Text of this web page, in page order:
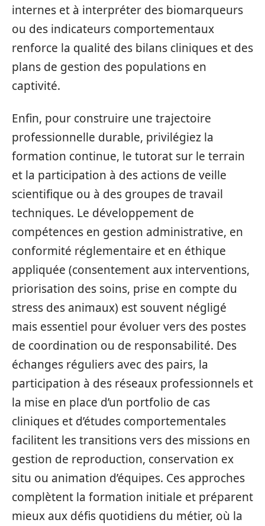
internes et à interpréter des biomarqueurs
ou des indicateurs comportementaux
renforce la qualité des bilans cliniques et des
plans de gestion des populations en
captivité.
Enfin, pour construire une trajectoire
professionnelle durable, privilégiez la
formation continue, le tutorat sur le terrain
et la participation à des actions de veille
scientifique ou à des groupes de travail
techniques. Le développement de
compétences en gestion administrative, en
conformité réglementaire et en éthique
appliquée (consentement aux interventions,
priorisation des soins, prise en compte du
stress des animaux) est souvent négligé
mais essentiel pour évoluer vers des postes
de coordination ou de responsabilité. Des
échanges réguliers avec des pairs, la
participation à des réseaux professionnels et
la mise en place d’un portfolio de cas
cliniques et d’études comportementales
facilitent les transitions vers des missions en
gestion de reproduction, conservation ex
situ ou animation d’équipes. Ces approches
complètent la formation initiale et préparent
mieux aux défis quotidiens du métier, où la